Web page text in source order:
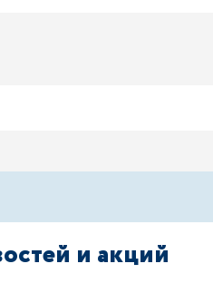
и акций